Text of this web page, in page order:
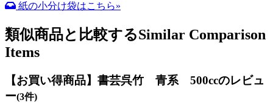
紙の小分け袋はこちら»
類似商品と比較するSimilar Comparison
Items
【お買い得商品】書芸呉竹 青系 500ccのレビュ
ー(3件)